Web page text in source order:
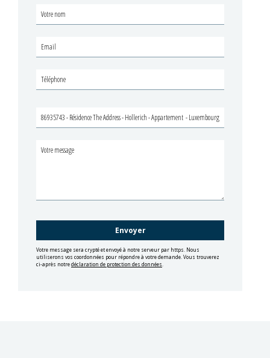
Votre message sera crypté et envoyé à notre serveur par https. Nous
utiliserons vos coordonnées pour répondre à votre demande. Vous trouverez
ci-après notredéclaration de protection des données